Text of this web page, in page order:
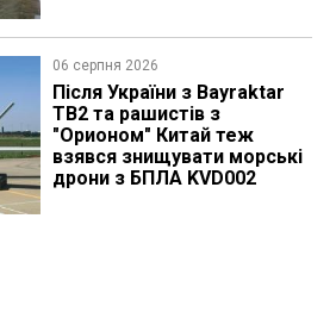
06 серпня 2026
Після України з Bayraktar
TB2 та рашистів з
"Орионом" Китай теж
взявся знищувати морські
дрони з БПЛА KVD002